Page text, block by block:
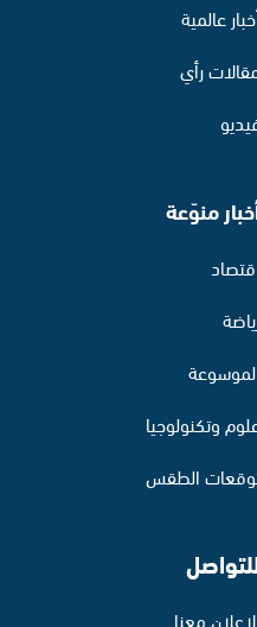
عالمية
رأي
منوّعة
وتكنولوجيا
الطقس
معنا